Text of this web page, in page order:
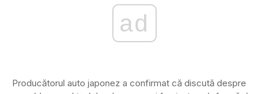
ad
Producătorul auto japonez a confirmat că discută despre